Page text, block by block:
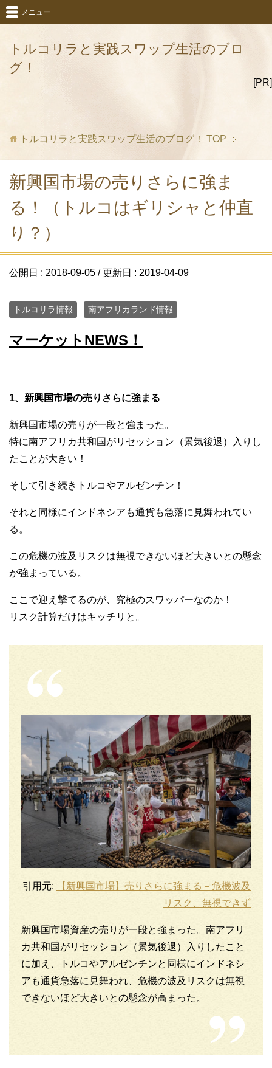
トルコリラと実践スワップ生活のブロ
グ！
[PR]
メニュー
トルコリラと実践スワップ生活のブログ！ TOP
新興国市場の売りさらに強ま
る！（トルコはギリシャと仲直
り？）
公開日 : 2018-09-05 / 更新日 : 2019-04-09
トルコリラ情報 南アフリカランド情報
マーケットNEWS！
1、新興国市場の売りさらに強まる
新興国市場の売りが一段と強まった。
特に南アフリカ共和国がリセッション（景気後退）入りし
たことが大きい！
そして引き続きトルコやアルゼンチン！
それと同様にインドネシアも通貨も急落に見舞われてい
る。
この危機の波及リスクは無視できないほど大きいとの懸念
が強まっている。
ここで迎え撃てるのが、究極のスワッパーなのか！
リスク計算だけはキッチリと。
引用元:
【新興国市場】売りさらに強まる－危機波及
リスク、無視できず
新興国市場資産の売りが一段と強まった。南アフリ
カ共和国がリセッション（景気後退）入りしたこと
に加え、トルコやアルゼンチンと同様にインドネシ
アも通貨急落に見舞われ、危機の波及リスクは無視
できないほど大きいとの懸念が高まった。